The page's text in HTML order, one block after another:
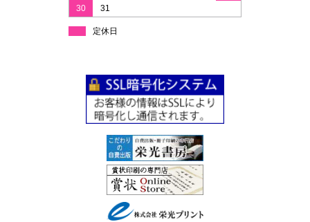
30
31
定休日